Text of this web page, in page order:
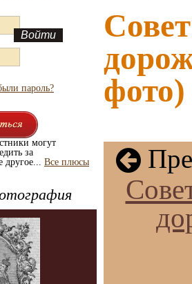
пароль?
могут
за
другое... Все плюсы
фото)